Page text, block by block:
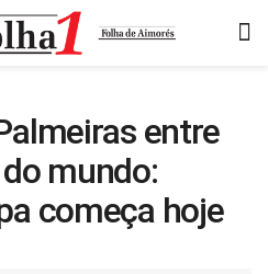
entre
mundo:
começa hoje